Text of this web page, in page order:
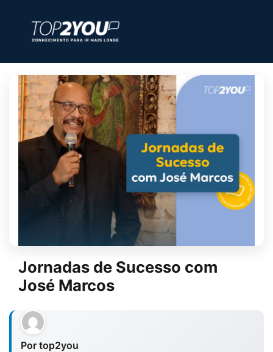
Jornadas de Sucesso com
José Marcos
Por top2you